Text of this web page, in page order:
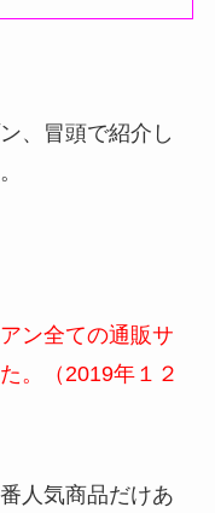
、冒頭で紹介し
ン全ての通販サ
。（2019年１２
人気商品だけあ